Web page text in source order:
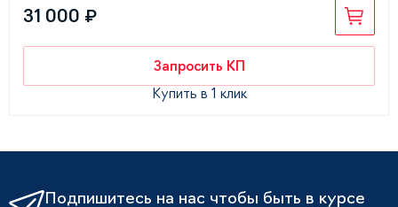
31 000 ₽
Запросить КП
Купить в 1 клик
Подпишитесь на нас чтобы быть в курсе